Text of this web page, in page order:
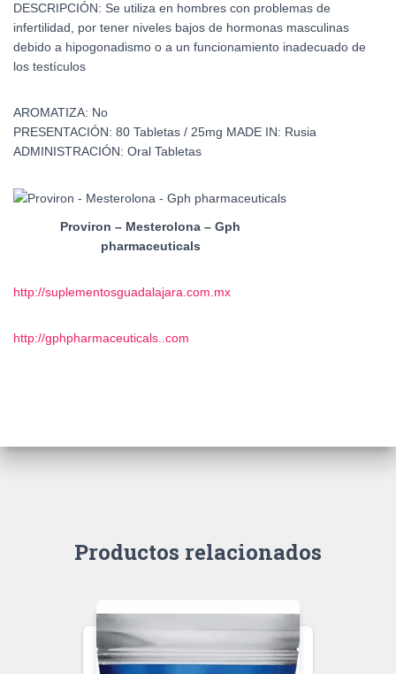
DESCRIPCIÓN: Se utiliza en hombres con problemas de
infertilidad, por tener niveles bajos de hormonas masculinas
debido a hipogonadismo o a un funcionamiento inadecuado de
los testículos
AROMATIZA: No
PRESENTACIÓN: 80 Tabletas / 25mg MADE IN: Rusia
ADMINISTRACIÓN: Oral Tabletas
Proviron – Mesterolona – Gph
pharmaceuticals
http://suplementosguadalajara.com.mx
http://gphpharmaceuticals..com
Productos relacionados